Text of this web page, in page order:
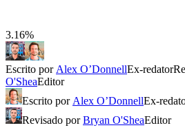
3.16%
Escrito por Alex O’DonnellEx-redator
O'SheaEditor
Escrito por Alex O’DonnellEx-
Revisado porBryan O'SheaEditor